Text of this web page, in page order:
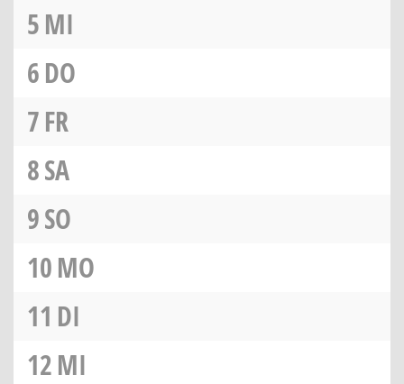
5MI
6DO
7FR
8SA
9SO
10MO
11 DI
12MI